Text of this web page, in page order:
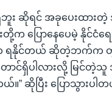
ဘူး ဆိုရင် အခုပေးထား
တို့က ပြောနေပေမဲ့ နိုင်ငံ
နိုင်တယ် ဆိုတဲ့ဘက်က တွ
ပါလားလို့ မြင်တဲ့သူ အမ
ဆိုပြီး ပြောသွားပါ